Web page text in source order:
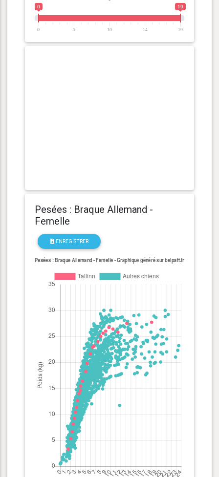
0 19
0 5 10 14 19
Pesées : Braque Allemand -
Femelle
ENREGISTRER